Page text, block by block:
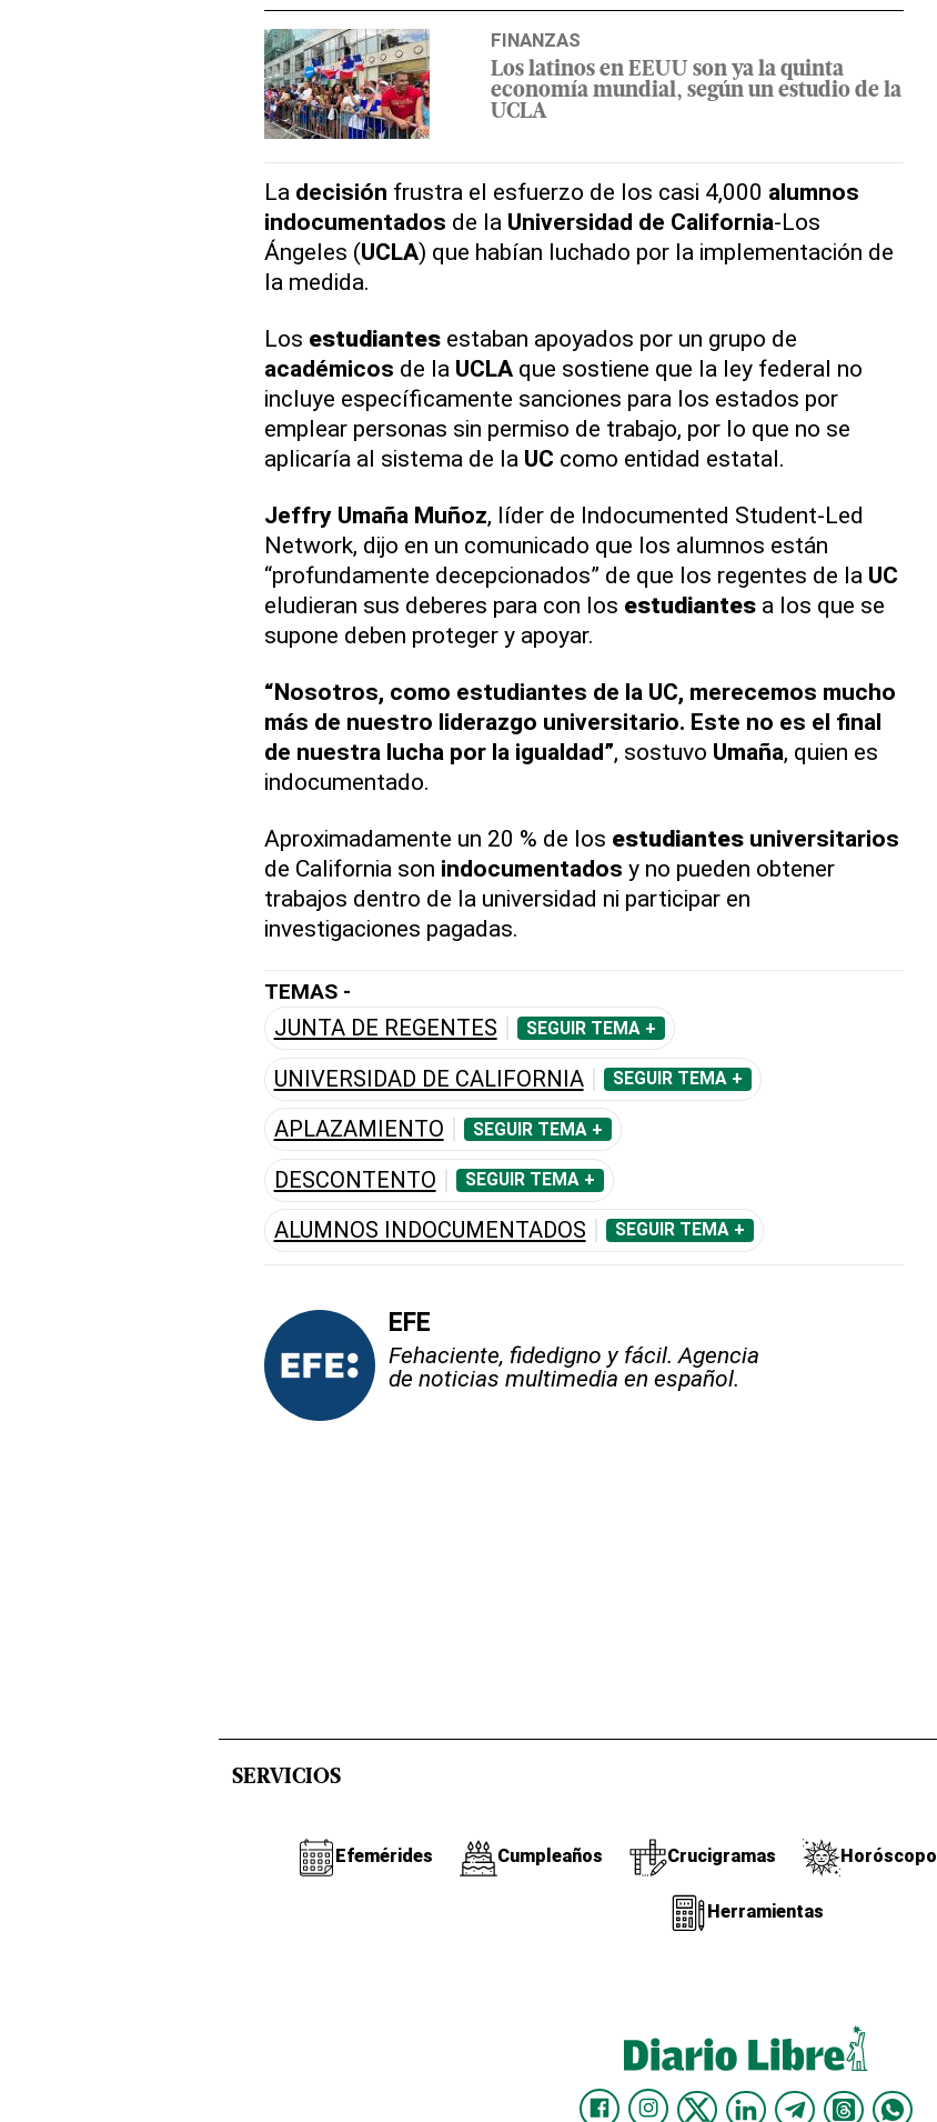
FINANZAS
Los latinos en EEUU son ya la quinta
economía mundial, según un estudio de la
UCLA
La decisión frustra el esfuerzo de los casi 4,000 alumnos
indocumentados de la Universidad de California-Los
Ángeles (UCLA) que habían luchado por la implementación de
la medida.
Los estudiantesestaban apoyados por un grupo de
académicos de la UCLAque sostiene que la ley federal no
incluye específicamente sanciones para los estados por
emplear personas sin permiso de trabajo, por lo que no se
aplicaría al sistema de la UC como entidad estatal.
Jeffry Umaña Muñoz, líder de Indocumented Student-Led
Network, dijo en un comunicado que los alumnos están
“profundamente decepcionados” de que los regentes de la UC
eludieran sus deberes para con los estudiantesa los que se
supone deben proteger y apoyar.
“Nosotros, como estudiantes de la UC, merecemos mucho
más de nuestro liderazgo universitario. Este no es el final
de nuestra lucha por la igualdad”, sostuvo Umaña, quien es
indocumentado.
Aproximadamente un 20 % de los estudiantes universitarios
de California son indocumentados y no pueden obtener
trabajos dentro de la universidad ni participar en
investigaciones pagadas.
TEMAS -
JUNTA DE REGENTES SEGUIR TEMA +
UNIVERSIDAD DE CALIFORNIA SEGUIR TEMA +
APLAZAMIENTO SEGUIR TEMA +
DESCONTENTO SEGUIR TEMA +
ALUMNOS INDOCUMENTADOS SEGUIR TEMA +
EFE
Fehaciente, fidedigno y fácil. Agencia
de noticias multimedia en español.
SERVICIOS
Efemérides Cumpleaños Crucigramas Horóscopo
Herramientas